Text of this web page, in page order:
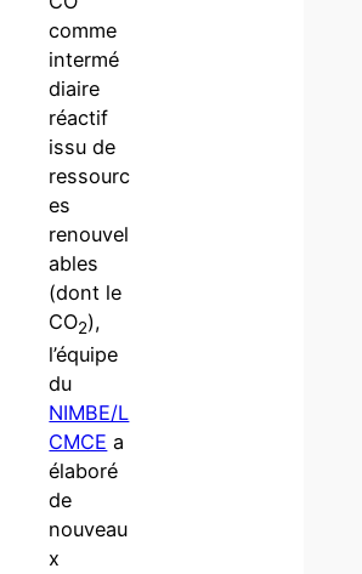
comme
intermé
diaire
réactif
issu de
ressourc
es
renouvel
ables
(dont le
CO2),
l’équipe
du
NIMBE/L
CMCE a
élaboré
de
nouveau
x